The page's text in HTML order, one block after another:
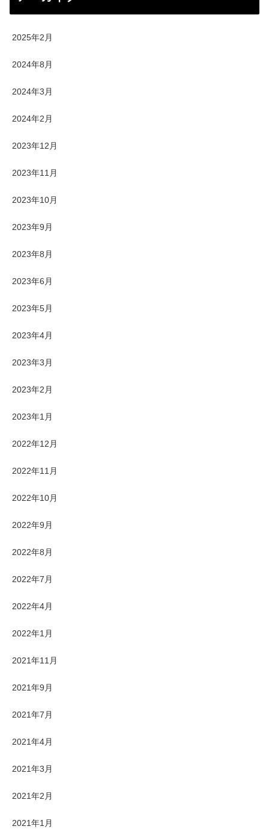
2025年2月
2024年8月
2024年3月
2024年2月
2023年12月
2023年11月
2023年10月
2023年9月
2023年8月
2023年6月
2023年5月
2023年4月
2023年3月
2023年2月
2023年1月
2022年12月
2022年11月
2022年10月
2022年9月
2022年8月
2022年7月
2022年4月
2022年1月
2021年11月
2021年9月
2021年7月
2021年4月
2021年3月
2021年2月
2021年1月